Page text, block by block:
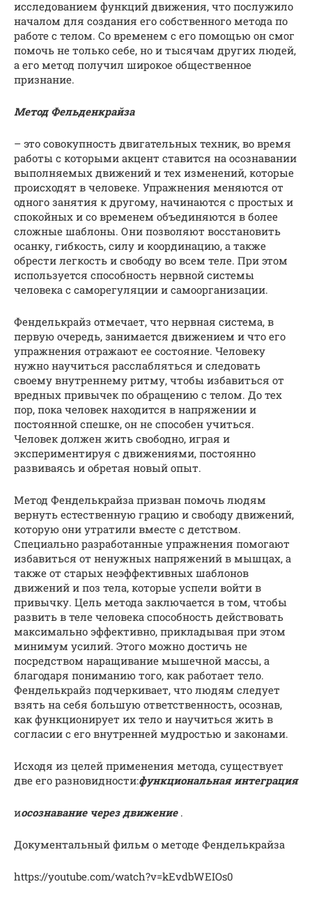
исследованием функций движения, что послужило
началом для создания его собственного метода по
работе с телом. Со временем с его помощью он смог
помочь не только себе, но и тысячам других людей,
а его метод получил широкое общественное
признание.
Метод Фельденкрайза
– это совокупность двигательных техник, во время
работы с которыми акцент ставится на осознавании
выполняемых движений и тех изменений, которые
происходят в человеке. Упражнения меняются от
одного занятия к другому, начинаются с простых и
спокойных и со временем объединяются в более
сложные шаблоны. Они позволяют восстановить
осанку, гибкость, силу и координацию, а также
обрести легкость и свободу во всем теле. При этом
используется способность нервной системы
человека с саморегуляции и самоорганизации.
Фенделькрайз отмечает, что нервная система, в
первую очередь, занимается движением и что его
упражнения отражают ее состояние. Человеку
нужно научиться расслабляться и следовать
своему внутреннему ритму, чтобы избавиться от
вредных привычек по обращению с телом. До тех
пор, пока человек находится в напряжении и
постоянной спешке, он не способен учиться.
Человек должен жить свободно, играя и
экспериментируя с движениями, постоянно
развиваясь и обретая новый опыт.
Метод Фенделькрайза призван помочь людям
вернуть естественную грацию и свободу движений,
которую они утратили вместе с детством.
Специально разработанные упражнения помогают
избавиться от ненужных напряжений в мышцах, а
также от старых неэффективных шаблонов
движений и поз тела, которые успели войти в
привычку. Цель метода заключается в том, чтобы
развить в теле человека способность действовать
максимально эффективно, прикладывая при этом
минимум усилий. Этого можно достичь не
посредством наращивание мышечной массы, а
благодаря пониманию того, как работает тело.
Фенделькрайз подчеркивает, что людям следует
взять на себя большую ответственность, осознав,
как функционирует их тело и научиться жить в
согласии с его внутренней мудростью и законами.
Исходя из целей применения метода, существует
две его разновидности:функциональная интеграция
иосознавание через движение.
Документальный фильм о методе Фенделькрайза
https://youtube.com/watch?v=kEvdbWEIOs0